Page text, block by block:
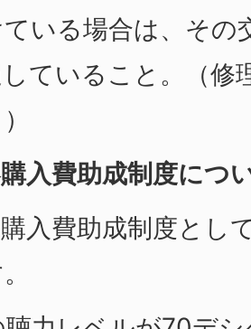
いる場合は、その
していること。（
入費助成制度につ
入費助成制度とし